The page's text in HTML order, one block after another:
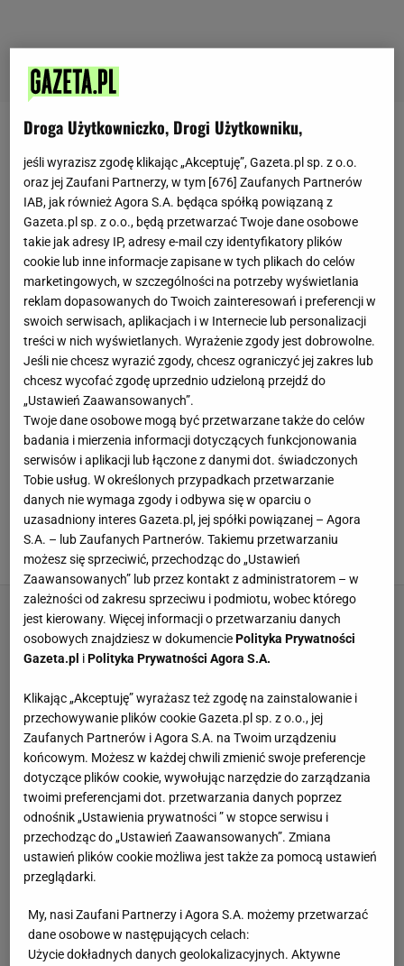
Joanna Szumilas
Dziennikarka serwisu Haps.pl, w redakcji od 2021
roku. Pasjonatka słowa pisanego i kucharka -
amatorka.
Gotowanie to miłość, pisanie - pasja, a Haps łączy
jedno i drugie. Robię najlepsze zupy i wyznaję
zasadę, że nie ma niedzieli bez rosołu. Jeśli chcesz
porozmawiać o polskiej kuchni lub dowiedzieć się,
dlaczego rosół soli się pod koniec gotowania, napisz
do mnie: joaszu@agora.pl
WSZYSTKIE ARTYKUŁY
Najlepsza sałatka teściowej. Zawsze walczę z
wujkiem Józkiem o ostatnią porcję
6 PAŹDZIERNIKA 2025, 14:06
Droga Użytkowniczko, Drogi Użytkowniku,
jeśli wyrazisz zgodę klikając „Akceptuję”, Gazeta.pl sp. z o.o.
oraz jej Zaufani Partnerzy, w tym [676] Zaufanych Partnerów
IAB, jak również Agora S.A. będąca spółką powiązaną z
Gazeta.pl sp. z o.o., będą przetwarzać Twoje dane osobowe
takie jak adresy IP, adresy e-mail czy identyfikatory plików
cookie lub inne informacje zapisane w tych plikach do celów
marketingowych, w szczególności na potrzeby wyświetlania
reklam dopasowanych do Twoich zainteresowań i preferencji w
swoich serwisach, aplikacjach i w Internecie lub personalizacji
treści w nich wyświetlanych. Wyrażenie zgody jest dobrowolne.
Jeśli nie chcesz wyrazić zgody, chcesz ograniczyć jej zakres lub
chcesz wycofać zgodę uprzednio udzieloną przejdź do
„Ustawień Zaawansowanych”.
Twoje dane osobowe mogą być przetwarzane także do celów
badania i mierzenia informacji dotyczących funkcjonowania
serwisów i aplikacji lub łączone z danymi dot. świadczonych
Tobie usług. W określonych przypadkach przetwarzanie
danych nie wymaga zgody i odbywa się w oparciu o
uzasadniony interes Gazeta.pl, jej spółki powiązanej – Agora
S.A. – lub Zaufanych Partnerów. Takiemu przetwarzaniu
możesz się sprzeciwić, przechodząc do „Ustawień
Zaawansowanych” lub przez kontakt z administratorem – w
zależności od zakresu sprzeciwu i podmiotu, wobec którego
jest kierowany. Więcej informacji o przetwarzaniu danych
osobowych znajdziesz w dokumenciePolityka Prywatności
Gazeta.pl iPolityka Prywatności Agora S.A.
Klikając „Akceptuję” wyrażasz też zgodę na zainstalowanie i
przechowywanie plików cookie Gazeta.pl sp. z o.o., jej
Zaufanych Partnerów i Agora S.A. na Twoim urządzeniu
końcowym. Możesz w każdej chwili zmienić swoje preferencje
dotyczące plików cookie, wywołując narzędzie do zarządzania
twoimi preferencjami dot. przetwarzania danych poprzez
odnośnik „Ustawienia prywatności ” w stopce serwisu i
przechodząc do „Ustawień Zaawansowanych”. Zmiana
ustawień plików cookie możliwa jest także za pomocą ustawień
przeglądarki.
My, nasi Zaufani Partnerzy i Agora S.A. możemy przetwarzać
dane osobowe w następujących celach:
Użycie dokładnych danych geolokalizacyjnych. Aktywne